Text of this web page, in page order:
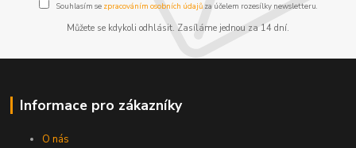
Souhlasím se zpracováním osobních údajůza účelem rozesílky newsletteru.
Můžete se kdykoli odhlásit. Zasíláme jednou za 14 dní.
Informace pro zákazníky
O nás